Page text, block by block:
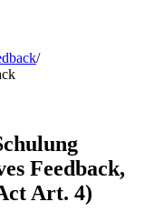
/
Feedback,
Art. 4)